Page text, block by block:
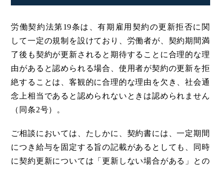
労働契約法第19条は、有期雇用契約の更新拒否に関
して一定の規制を設けており、労働者が、契約期間満
了後も契約が更新されると期待することに合理的な理
由があると認められる場合、使用者が契約の更新を拒
絶することは、客観的に合理的な理由を欠き、社会通
念上相当であると認められないときは認められません
（同条2号）。
ご相談においては、たしかに、契約書には、一定期間
につき給与を固定する旨の記載があるとしても、同時
に契約更新については「更新しない場合がある」との